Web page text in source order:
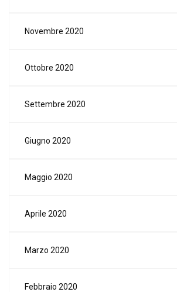
Novembre 2020
Ottobre 2020
Settembre 2020
Giugno 2020
Maggio 2020
Aprile 2020
Marzo 2020
Febbraio 2020